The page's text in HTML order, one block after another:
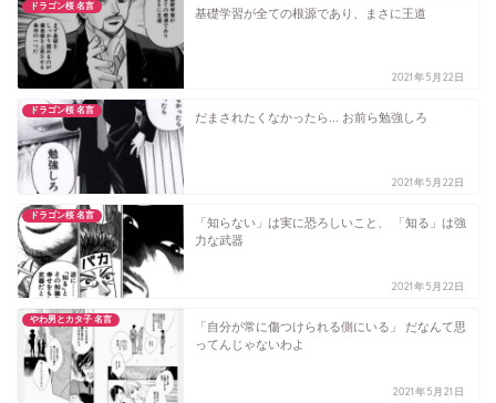
ドラゴン桜 名言
基礎学習が全ての根源であり、まさに王道
2021年5月22日
ドラゴン桜 名言
だまされたくなかったら... お前ら勉強しろ
2021年5月22日
ドラゴン桜 名言
「知らない」は実に恐ろしいこと、 「知る」は強
力な武器
2021年5月22日
やわ男とカタ子 名言
「自分が常に傷つけられる側にいる」 だなんて思
ってんじゃないわよ
2021年5月21日